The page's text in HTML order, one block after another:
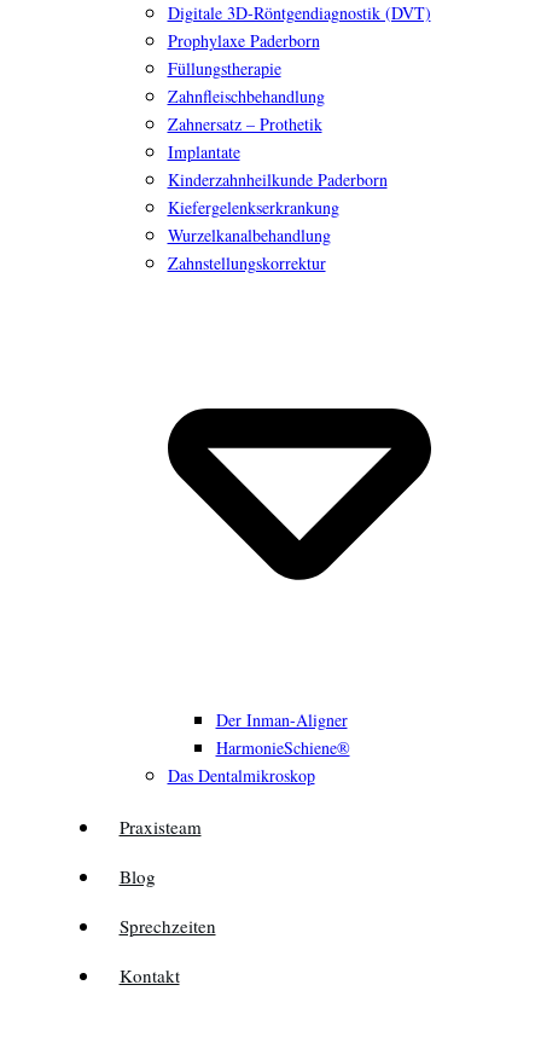
Digitale 3D-Röntgendiagnostik (DVT)
Prophylaxe Paderborn
Füllungstherapie
Zahnfleischbehandlung
Zahnersatz – Prothetik
Implantate
Kinderzahnheilkunde Paderborn
Kiefergelenkserkrankung
Wurzelkanalbehandlung
Zahnstellungskorrektur
Der Inman-Aligner
HarmonieSchiene®
Das Dentalmikroskop
Praxisteam
Blog
Sprechzeiten
Kontakt